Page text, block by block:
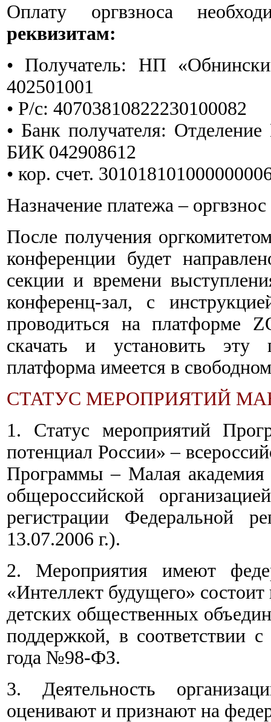
Оплату оргвзноса
реквизитам:
• Получатель: НП
402501001
• Р/с: 40703810822230100082
• Банк получателя:
БИК 042908612
• кор. счет.
Назначение платежа –
После получения
конференции будет
секции и времени
конференц-зал, с
проводиться на платформе
скачать и установить
платформа имеется в
СТАТУС МЕРОПРИЯТИЙ
1. Статус мероприятий
потенциал России» –
Программы – Малая академия
общероссийской
регистрации
13.07.2006 г.).
2. Мероприятия имеют
«Интеллект будущего»
детских общественных
поддержкой, в соответствии
года №98-ФЗ.
3. Деятельность
оценивают и признают на